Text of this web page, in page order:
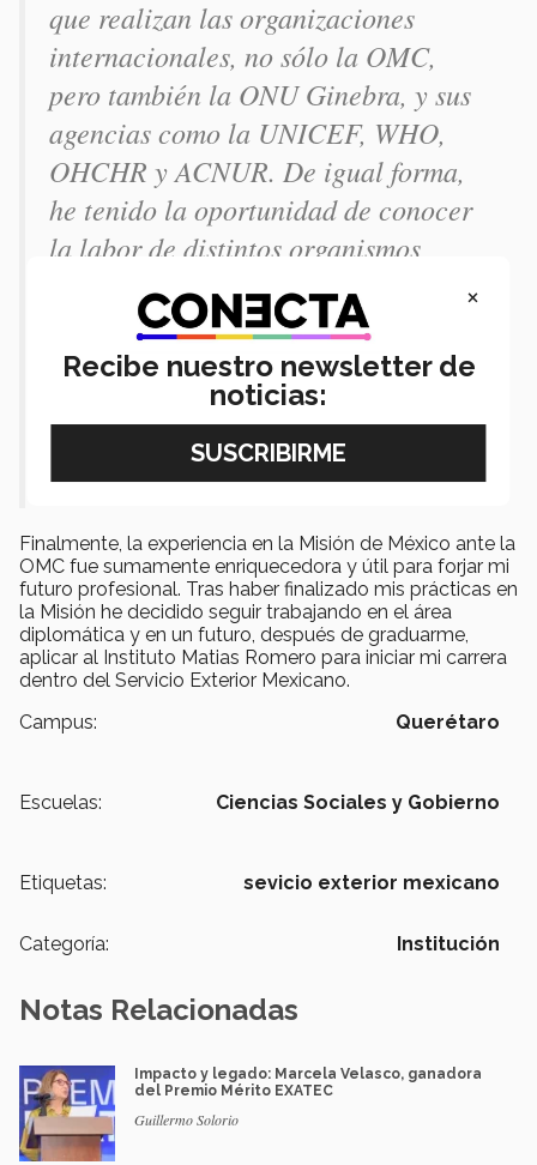
que realizan las organizaciones
internacionales, no sólo la OMC,
pero también la ONU Ginebra, y sus
agencias como la UNICEF, WHO,
OHCHR y ACNUR. De igual forma,
he tenido la oportunidad de conocer
la labor de distintos organismos
internacionales como la OMPI
(Organización Mundial de Propiedad
Intelectual) y el ILO (International
Labor Organization), y también, la
importancia de las Think Tanks y
ONGs para la política internacional.
Finalmente, la experiencia en la Misión de México ante la
OMC fue sumamente enriquecedora y útil para forjar mi
futuro profesional. Tras haber finalizado mis prácticas en
la Misión he decidido seguir trabajando en el área
diplomática y en un futuro, después de graduarme,
aplicar al Instituto Matias Romero para iniciar mi carrera
dentro del Servicio Exterior Mexicano.
Campus:
Querétaro
Escuelas: Ciencias Sociales y Gobierno
Etiquetas: sevicio exterior mexicano
Categoría: Institución
Notas Relacionadas
Impacto y legado: Marcela Velasco, ganadora
del Premio Mérito EXATEC
Guillermo Solorio
×
Recibe nuestro newsletter de
noticias: